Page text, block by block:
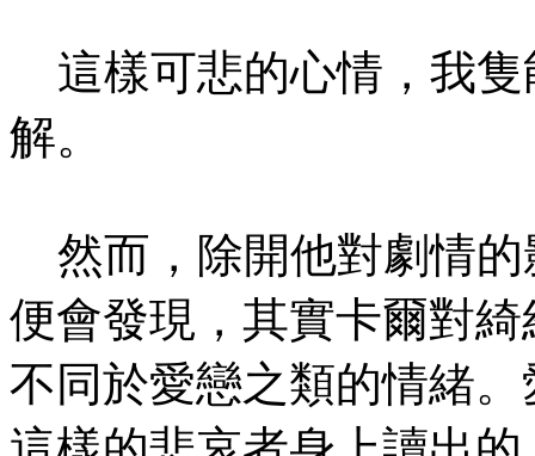
這樣可悲的心情，我隻
解。
然而，除開他對劇情的
便會發現，其實卡爾對
不同於愛戀之類的情緒